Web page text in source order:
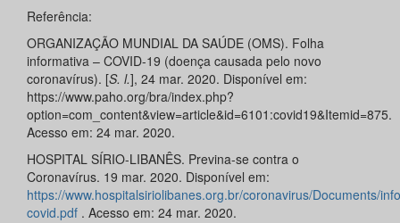
Referência:
ORGANIZAÇÃO MUNDIAL DA SAÚDE (OMS). Folha
informativa – COVID-19 (doença causada pelo novo
coronavírus). [S. l.], 24 mar. 2020. Disponível em:
https://www.paho.org/bra/index.php?
option=com_content&view=article&id=6101:covid19&Itemid=875.
Acesso em: 24 mar. 2020.
HOSPITAL SÍRIO-LIBANÊS. Previna-se contra o
Coronavírus. 19 mar. 2020. Disponível em:
https://www.hospitalsiriolibanes.org.br/coronavirus/Documents/
covid.pdf . Acesso em: 24 mar. 2020.